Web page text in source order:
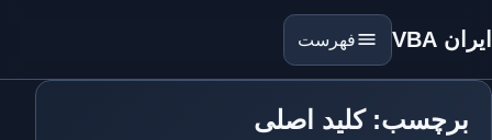
ایران VBA فهرست
برچسب: کلید اصلی